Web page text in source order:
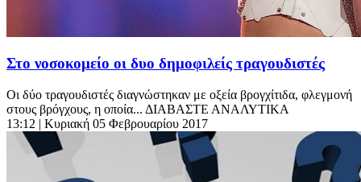
Στο νοσοκομείο οι δυο δημοφιλείς τραγουδιστές
Οι δύο τραγουδιστές διαγνώστηκαν με οξεία βρογχίτιδα, φλεγμονή
στους βρόγχους, η οποία... ΔΙΑΒΑΣΤΕ ΑΝΑΛΥΤΙΚΑ
13:12 | Κυριακή 05 Φεβρουαρίου 2017